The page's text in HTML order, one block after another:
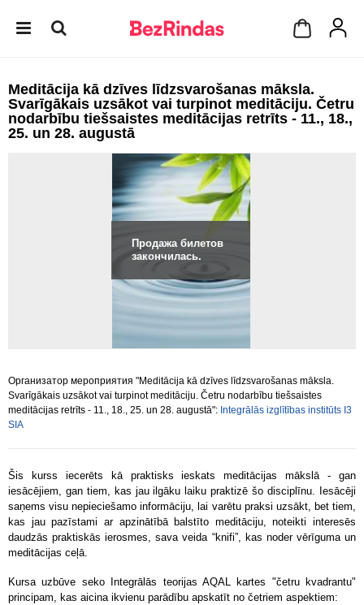
Meditācija kā dzīves līdzsvarošanas māksla.
Svarīgākais uzsākot vai turpinot meditāciju. Četru
nodarbību tiešsaistes meditācijas retrīts - 11., 18.,
25. un 28. augustā
Продажа билетов
закончилась.
Организатор мероприятия "Meditācija kā dzīves līdzsvarošanas māksla.
Svarīgākais uzsākot vai turpinot meditāciju. Četru nodarbību tiešsaistes
meditācijas retrīts - 11., 18., 25. un 28. augustā": Integrālās izglītības institūts I3
SIA
Šis kurss iecerēts kā praktisks ieskats meditācijas mākslā - gan
iesācējiem, gan tiem, kas jau ilgāku laiku praktizē šo disciplīnu. Iesācēji
saņems visu nepieciešamo informāciju, lai varētu praksi uzsākt, bet tiem,
kas jau pazīstami ar apzinātībā balstīto meditāciju, noteikti interesēs
daudzās praktiskās ierosmes, sava veida “knifi”, kas noder vērīguma un
meditācijas ceļā.
Kursa uzbūve seko Integrālās teorijas AQAL kartes "četru kvadrantu"
principam, kas aicina ikvienu parādību apskatīt no četriem aspektiem: